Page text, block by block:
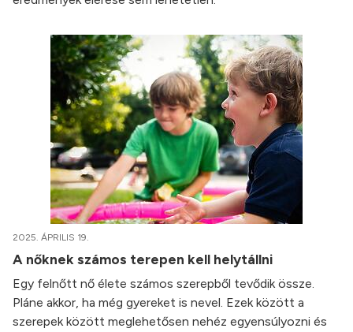
2025. ÁPRILIS 19.
A nőknek számos terepen kell helytállni
Egy felnőtt nő élete számos szerepből tevődik össze.
Pláne akkor, ha még gyereket is nevel. Ezek között a
szerepek között meglehetősen nehéz egyensúlyozni és